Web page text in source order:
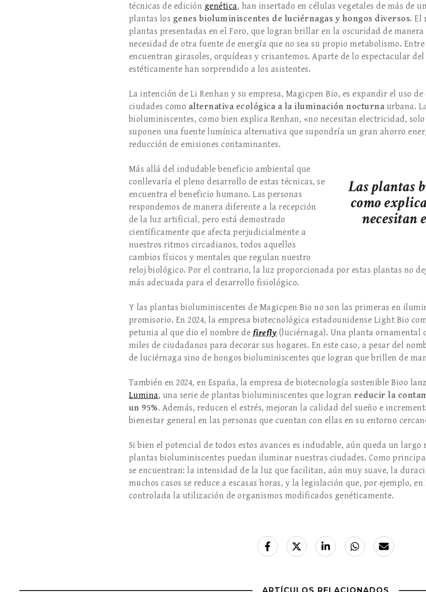
técnicas de edición genética, han insertado en células vegetales de más de
plantas los genes bioluminiscentes de luciérnagas y hongos diversos. El
plantas presentadas en el Foro, que logran brillar en la oscuridad de
necesidad de otra fuente de energía que no sea su propio metabolismo.
encuentran girasoles, orquídeas y crisantemos. Aparte de lo espectacular
estéticamente han sorprendido a los asistentes.
La intención de Li Renhan y su empresa, Magicpen Bio, es expandir el uso de
ciudades como alternativa ecológica a la iluminación nocturnaurbana.
bioluminiscentes, como bien explica Renhan, «no necesitan electricidad,
suponen una fuente lumínica alternativa que supondría un gran ahorro
reducción de emisiones contaminantes.
Las plantas
como
necesitan
Más allá del indudable beneficio ambiental que
conllevaría el pleno desarrollo de estas técnicas, se
encuentra el beneficio humano. Las personas
respondemos de manera diferente a la recepción
de la luz artificial, pero está demostrado
científicamente que afecta perjudicialmente a
nuestros ritmos circadianos, todos aquellos
cambios físicos y mentales que regulan nuestro
reloj biológico. Por el contrario, la luz proporcionada por estas plantas no
más adecuada para el desarrollo fisiológico.
Y las plantas bioluminiscentes de Magicpen Bio no son las primeras en
promisorio. En 2024, la empresa biotecnológica estadounidense Light Bio
petunia al que dio el nombre de firefly (luciérnaga). Una planta ornamental
miles de ciudadanos para decorar sus hogares. En este caso, a pesar del
de luciérnaga sino de hongos bioluminiscentes que logran que brillen de
También en 2024, en España, la empresa de biotecnología sostenible Bioo
Lumina, una serie de plantas bioluminiscentes que logran reducir la
un 95%. Además, reducen el estrés, mejoran la calidad del sueño e
bienestar general en las personas que cuentan con ellas en su entorno
Si bien el potencial de todos estos avances es indudable, aún queda un
plantas bioluminiscentes puedan iluminar nuestras ciudades. Como
se encuentran: la intensidad de la luz que facilitan, aún muy suave, la
muchos casos se reduce a escasas horas, y la legislación que, por ejemplo,
controlada la utilización de organismos modificados genéticamente.